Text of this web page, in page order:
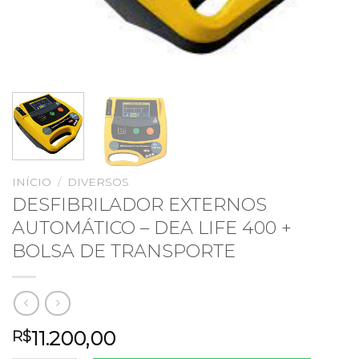
INÍCIO / DIVERSOS
DESFIBRILADOR EXTERNOS
AUTOMÁTICO – DEA LIFE 400 +
BOLSA DE TRANSPORTE
R$11.200,00